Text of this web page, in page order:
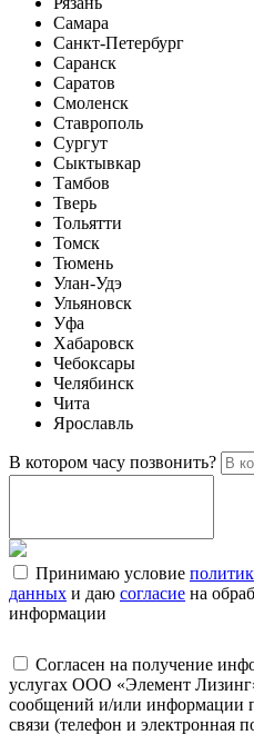
Самара
Санкт-Петербург
Саранск
Саратов
Смоленск
Ставрополь
Сургут
Сыктывкар
Тамбов
Тверь
Тольятти
Томск
Тюмень
Улан-Удэ
Ульяновск
Уфа
Хабаровск
Чебоксары
Челябинск
Чита
Ярославль
В котором часу позвонить?
Принимаю условие
данных и даю согласие на
информации
Согласен на получение
услугах ООО «Элемент
сообщений и/или информации
связи (телефон и электронная